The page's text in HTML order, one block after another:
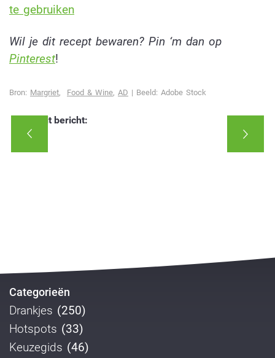
te gebruiken
Wil je dit recept bewaren? Pin ‘m dan op
Pinterest!
Bron: Margriet, Food & Wine, AD | Beeld: Adobe Stock
Deel dit bericht:
Categorieën
Drankjes (250)
Hotspots (33)
Keuzegids (46)